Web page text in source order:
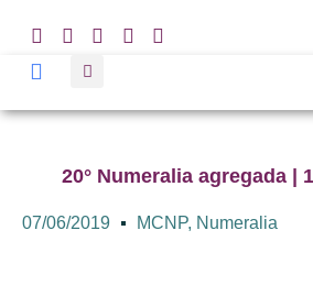
20° Numeralia agregada |
07/06/2019 MCNP, Numeralia